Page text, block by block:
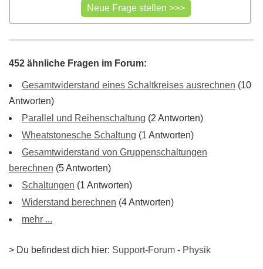
452 ähnliche Fragen im Forum:
Gesamtwiderstand eines Schaltkreises ausrechnen (10
Antworten)
Parallel und Reihenschaltung (2 Antworten)
Wheatstonesche Schaltung (1 Antworten)
Gesamtwiderstand von Gruppenschaltungen
berechnen (5 Antworten)
Schaltungen (1 Antworten)
Widerstand berechnen (4 Antworten)
mehr ...
> Du befindest dich hier: Support-Forum - Physik